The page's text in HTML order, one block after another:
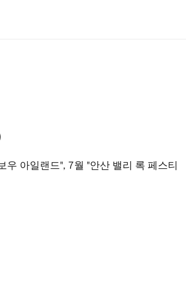
우 아일랜드", 7월 "안산 밸리 록 페스티